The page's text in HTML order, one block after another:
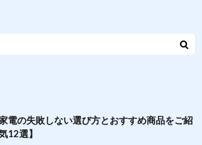
電の失敗しない選び方とおすすめ商品をご紹
12選】